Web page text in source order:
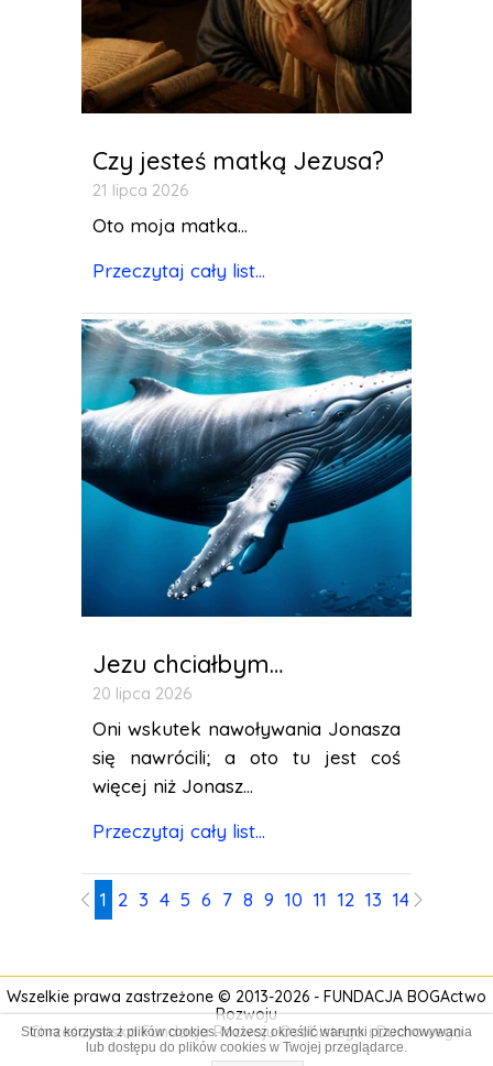
Czy jesteś matką Jezusa?
21 lipca 2026
Oto moja matka...
Przeczytaj cały list...
Jezu chciałbym…
20 lipca 2026
Oni wskutek nawoływania Jonasza
się nawrócili; a oto tu jest coś
więcej niż Jonasz...
Przeczytaj cały list...
1 2 3 4 5 6 7 8 9 10 11 12 13 14 15
Wszelkie prawa zastrzeżone © 2013-2026 - FUNDACJA BOGActwo
Rozwoju
Chrześcijańska Fundacja Rozwoju Osobistego i Duchowego
Strona korzysta z plików cookies. Możesz określić warunki przechowywania
lub dostępu do plików cookies w Twojej przeglądarce.